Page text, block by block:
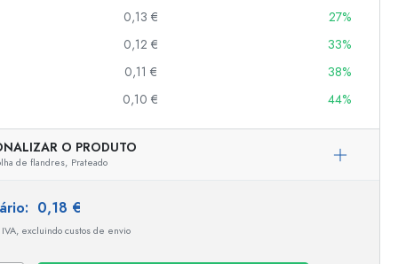
0,13 €
27%
0,12 €
33%
0,11 €
38%
0,10 € 44%
O PRODUTO
de flandres, Prateado
0,18 €
excluindo custos de envio